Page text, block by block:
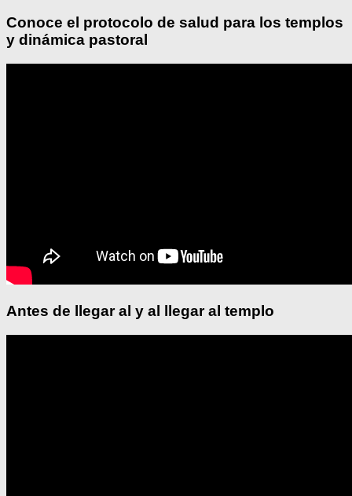
Conoce el protocolo de salud para los templos
y dinámica pastoral
Antes de llegar al y al llegar al templo